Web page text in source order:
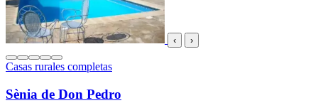
‹ ›
Casas rurales completas
Sènia de Don Pedro